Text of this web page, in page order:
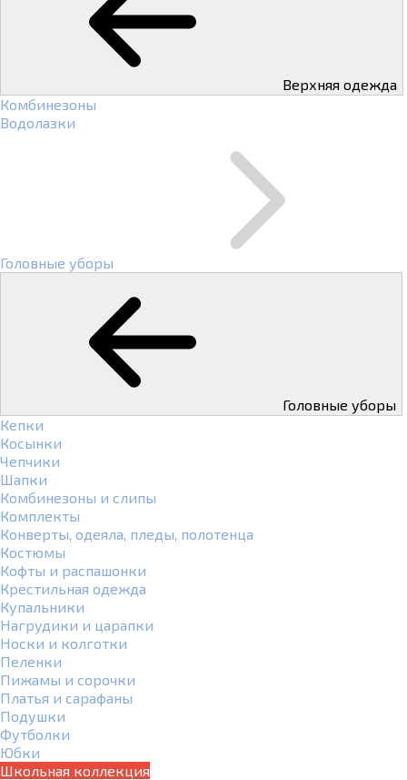
Верхняя одежда
Комбинезоны
Водолазки
Головные уборы
Головные уборы
Кепки
Косынки
Чепчики
Шапки
Комбинезоны и слипы
Комплекты
Конверты, одеяла, пледы, полотенца
Костюмы
Кофты и распашонки
Крестильная одежда
Купальники
Нагрудики и царапки
Носки и колготки
Пеленки
Пижамы и сорочки
Платья и сарафаны
Подушки
Футболки
Юбки
Школьная коллекция